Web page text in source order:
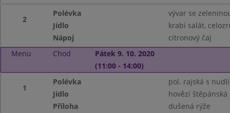
2
Polévka
vývar se
Jídlo
krabí salát,
Nápoj
citronový čaj
Menu
Chod
Pátek 9. 10. 2020
(11:00 - 14:00)
1
Polévka
pol. rajská s
Jídlo
hovězí štěpánská
Příloha
dušená rýže